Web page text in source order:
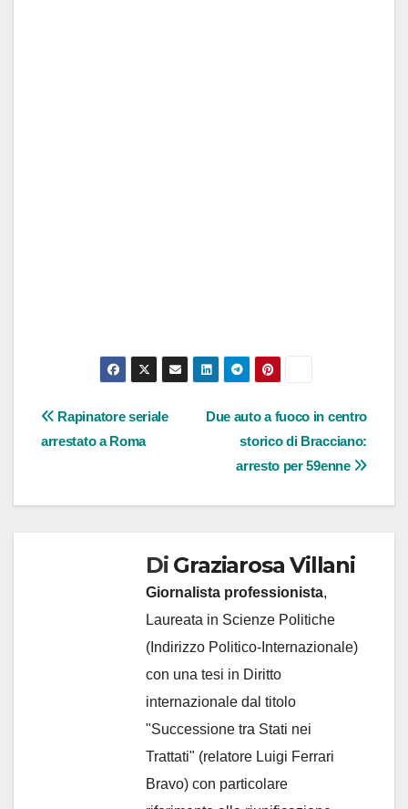
NavigazioneDue auto a fuoco in centro
storico di Bracciano:
arresto per 59enne
Rapinatore seriale
arrestato a Roma
Di Graziarosa Villani
Giornalista professionista,
Laureata in Scienze Politiche
(Indirizzo Politico-Internazionale)
con una tesi in Diritto
internazionale dal titolo
"Successione tra Stati nei
Trattati" (relatore Luigi Ferrari
Bravo) con particolare